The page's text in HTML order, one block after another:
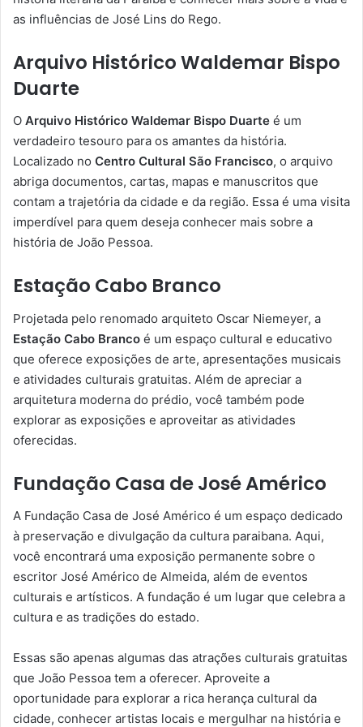
as influências de José Lins do Rego.
Arquivo Histórico Waldemar Bispo
Duarte
O Arquivo Histórico Waldemar Bispo Duarte é um
verdadeiro tesouro para os amantes da história.
Localizado no Centro Cultural São Francisco, o arquivo
abriga documentos, cartas, mapas e manuscritos que
contam a trajetória da cidade e da região. Essa é uma visita
imperdível para quem deseja conhecer mais sobre a
história de João Pessoa.
Estação Cabo Branco
Projetada pelo renomado arquiteto Oscar Niemeyer, a
Estação Cabo Branco é um espaço cultural e educativo
que oferece exposições de arte, apresentações musicais
e atividades culturais gratuitas. Além de apreciar a
arquitetura moderna do prédio, você também pode
explorar as exposições e aproveitar as atividades
oferecidas.
Fundação Casa de José Américo
A Fundação Casa de José Américo é um espaço dedicado
à preservação e divulgação da cultura paraibana. Aqui,
você encontrará uma exposição permanente sobre o
escritor José Américo de Almeida, além de eventos
culturais e artísticos. A fundação é um lugar que celebra a
cultura e as tradições do estado.
Essas são apenas algumas das atrações culturais gratuitas
que João Pessoa tem a oferecer. Aproveite a
oportunidade para explorar a rica herança cultural da
cidade, conhecer artistas locais e mergulhar na história e